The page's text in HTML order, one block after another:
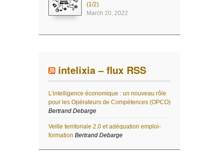
(1/2)
March 20, 2022
intelixia – flux RSS
L’intelligence économique : un nouveau rôle
pour les Opérateurs de Compétences (OPCO)
Bertrand Debarge
Veille territoriale 2.0 et adéquation emploi-
formation Bertrand Debarge